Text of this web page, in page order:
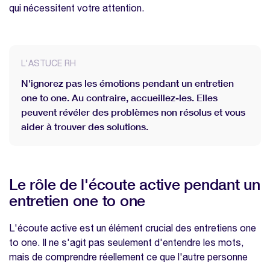
qui nécessitent votre attention.
L'ASTUCE RH
N'ignorez pas les émotions pendant un entretien
one to one. Au contraire, accueillez-les. Elles
peuvent révéler des problèmes non résolus et vous
aider à trouver des solutions.
Le rôle de l'écoute active pendant un
entretien one to one
L'écoute active est un élément crucial des entretiens one
to one. Il ne s'agit pas seulement d'entendre les mots,
mais de comprendre réellement ce que l'autre personne